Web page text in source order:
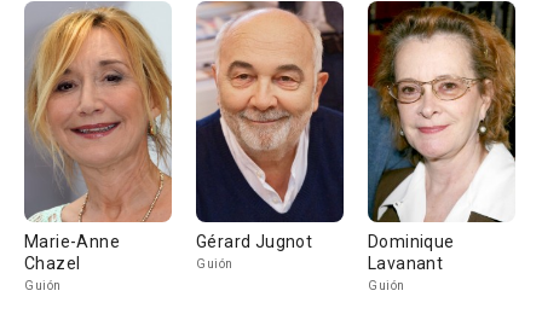
Marie-Anne
Chazel
Guión
Gérard Jugnot
Guión
Dominique
Lavanant
Guión